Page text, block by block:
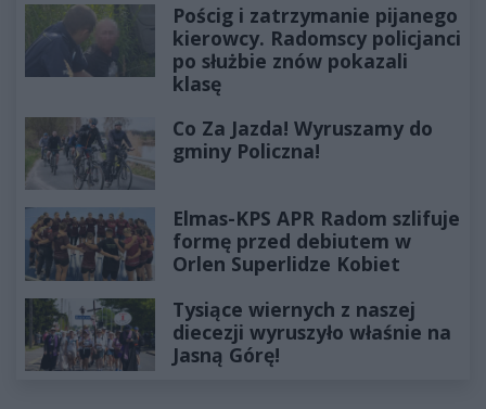
Pościg i zatrzymanie pijanego
kierowcy. Radomscy policjanci
po służbie znów pokazali
klasę
Co Za Jazda! Wyruszamy do
gminy Policzna!
Elmas-KPS APR Radom szlifuje
formę przed debiutem w
Orlen Superlidze Kobiet
Tysiące wiernych z naszej
diecezji wyruszyło właśnie na
Jasną Górę!